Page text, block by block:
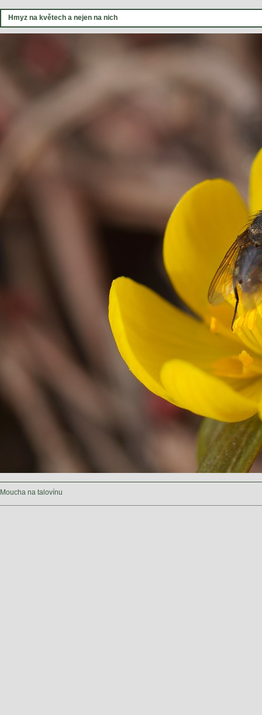
Hmyz na květech a nejen na nich
Moucha na talovínu